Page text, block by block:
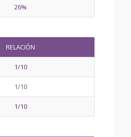
26%
RELACIÓN
1/10
1/10
1/10